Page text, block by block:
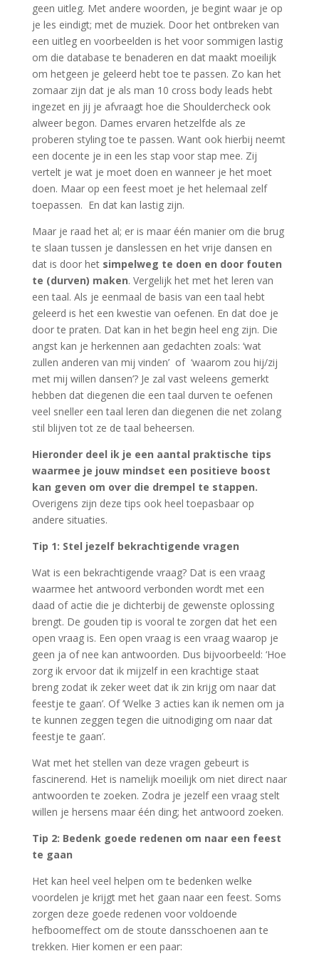
geen uitleg. Met andere woorden, je begint waar je op
je les eindigt; met de muziek. Door het ontbreken van
een uitleg en voorbeelden is het voor sommigen lastig
om die database te benaderen en dat maakt moeilijk
om hetgeen je geleerd hebt toe te passen. Zo kan het
zomaar zijn dat je als man 10 cross body leads hebt
ingezet en jij je afvraagt hoe die Shouldercheck ook
alweer begon. Dames ervaren hetzelfde als ze
proberen styling toe te passen. Want ook hierbij neemt
een docente je in een les stap voor stap mee. Zij
vertelt je wat je moet doen en wanneer je het moet
doen. Maar op een feest moet je het helemaal zelf
toepassen. En dat kan lastig zijn.
Maar je raad het al; er is maar één manier om die brug
te slaan tussen je danslessen en het vrije dansen en
dat is door hetsimpelweg te doen en door fouten
te (durven) maken. Vergelijk het met het leren van
een taal. Als je eenmaal de basis van een taal hebt
geleerd is het een kwestie van oefenen. En dat doe je
door te praten. Dat kan in het begin heel eng zijn. Die
angst kan je herkennen aan gedachten zoals: ‘wat
zullen anderen van mij vinden’ of ‘waarom zou hij/zij
met mij willen dansen’? Je zal vast weleens gemerkt
hebben dat diegenen die een taal durven te oefenen
veel sneller een taal leren dan diegenen die net zolang
stil blijven tot ze de taal beheersen.
Hieronder deel ik je een aantal praktische tips
waarmee je jouw mindset een positieve boost
kan geven om over die drempel te stappen.
Overigens zijn deze tips ook heel toepasbaar op
andere situaties.
Tip 1: Stel jezelf bekrachtigende vragen
Wat is een bekrachtigende vraag? Dat is een vraag
waarmee het antwoord verbonden wordt met een
daad of actie die je dichterbij de gewenste oplossing
brengt. De gouden tip is vooral te zorgen dat het een
open vraag is. Een open vraag is een vraag waarop je
geen ja of nee kan antwoorden. Dus bijvoorbeeld: ‘Hoe
zorg ik ervoor dat ik mijzelf in een krachtige staat
breng zodat ik zeker weet dat ik zin krijg om naar dat
feestje te gaan’. Of ‘Welke 3 acties kan ik nemen om ja
te kunnen zeggen tegen die uitnodiging om naar dat
feestje te gaan’.
Wat met het stellen van deze vragen gebeurt is
fascinerend. Het is namelijk moeilijk om niet direct naar
antwoorden te zoeken. Zodra je jezelf een vraag stelt
willen je hersens maar één ding; het antwoord zoeken.
Tip 2: Bedenk goede redenen om naar een feest
te gaan
Het kan heel veel helpen om te bedenken welke
voordelen je krijgt met het gaan naar een feest. Soms
zorgen deze goede redenen voor voldoende
hefboomeffect om de stoute dansschoenen aan te
trekken. Hier komen er een paar: